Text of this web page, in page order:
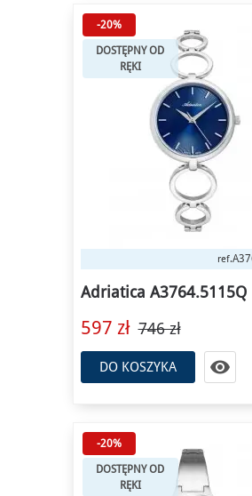
-20%
DOSTĘPNY OD
RĘKI
ref.
Adriatica A3764.5115Q
597 zł 746 zł
DO KOSZYKA 
-20%
DOSTĘPNY OD
RĘKI